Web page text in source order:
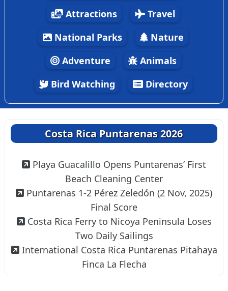
Attractions
Travel
National Parks
Nature
Adventure
Animals
Bird Watching
Directory
Costa Rica Puntarenas 2026
Playa Guacalillo Opens Puntarenas’ First
Beach Cleaning Center
Puntarenas 1-2 Pérez Zeledón (2 Nov, 2025)
Final Score
Costa Rica Ferry to Nicoya Peninsula Loses
Two Daily Sailings
International Costa Rica Puntarenas Pitahaya
Finca La Flecha